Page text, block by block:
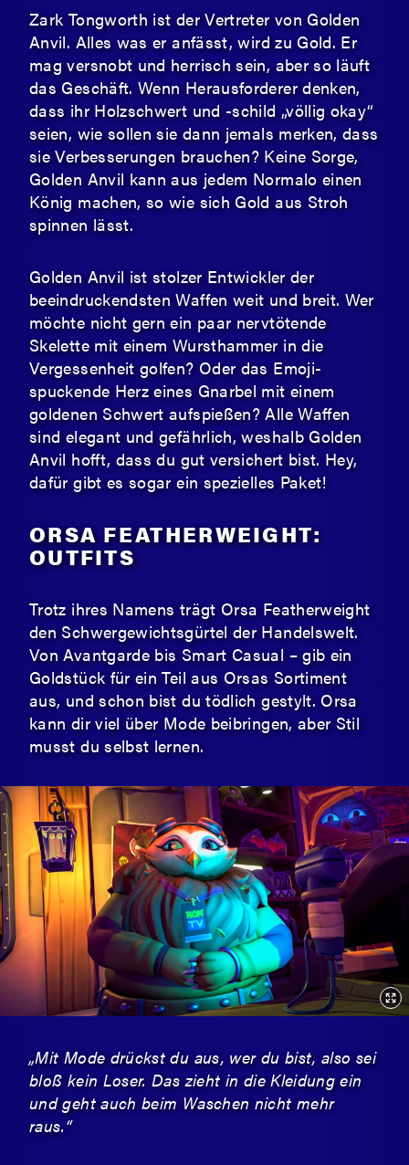
Zark Tongworth ist der Vertreter von Golden
Anvil. Alles was er anfässt, wird zu Gold. Er
mag versnobt und herrisch sein, aber so läuft
das Geschäft. Wenn Herausforderer denken,
dass ihr Holzschwert und -schild „völlig okay“
seien, wie sollen sie dann jemals merken, dass
sie Verbesserungen brauchen? Keine Sorge,
Golden Anvil kann aus jedem Normalo einen
König machen, so wie sich Gold aus Stroh
spinnen lässt.
Golden Anvil ist stolzer Entwickler der
beeindruckendsten Waffen weit und breit. Wer
möchte nicht gern ein paar nervtötende
Skelette mit einem Wursthammer in die
Vergessenheit golfen? Oder das Emoji-
spuckende Herz eines Gnarbel mit einem
goldenen Schwert aufspießen? Alle Waffen
sind elegant und gefährlich, weshalb Golden
Anvil hofft, dass du gut versichert bist. Hey,
dafür gibt es sogar ein spezielles Paket!
ORSA FEATHERWEIGHT:
OUTFITS
Trotz ihres Namens trägt Orsa Featherweight
den Schwergewichtsgürtel der Handelswelt.
Von Avantgarde bis Smart Casual – gib ein
Goldstück für ein Teil aus Orsas Sortiment
aus, und schon bist du tödlich gestylt. Orsa
kann dir viel über Mode beibringen, aber Stil
musst du selbst lernen.
„Mit Mode drückst du aus, wer du bist, also sei
bloß kein Loser. Das zieht in die Kleidung ein
und geht auch beim Waschen nicht mehr
raus.“